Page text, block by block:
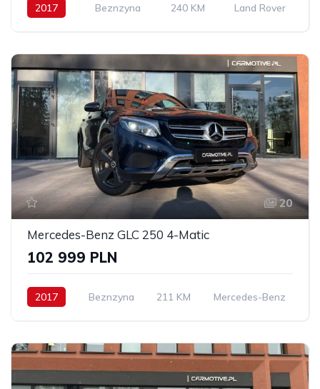
2017 Beznzyna 240 KM Land Rover
20
Mercedes-Benz GLC 250 4-Matic
102 999 PLN
2017 Beznzyna 211 KM Mercedes-Benz